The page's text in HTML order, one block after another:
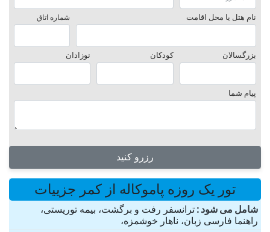
نام هتل یا محل اقامت شماره اتاق
بزرگسالان کودکان نوزادان
پیام شما
رزرو کنید
تور یک روزه پاموکاله از کمر جزییات
شامل می شود ترانسفر رفت و برگشت، بیمه توریستی،
راهنما فارسی زبان، ناهار خوشمزه،